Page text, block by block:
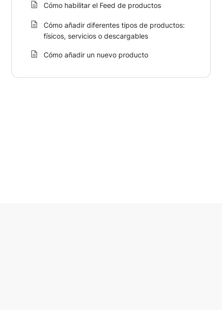
Cómo habilitar el Feed de productos
Cómo añadir diferentes tipos de productos:
físicos, servicios o descargables
Cómo añadir un nuevo producto